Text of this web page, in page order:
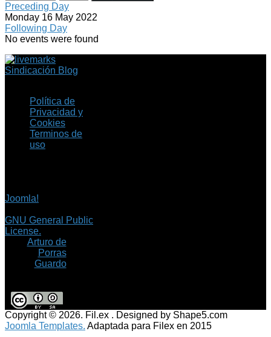
Preceding Day
Monday 16 May 2022
Following Day
No events were found
Sindicación Blog
Política de
Privacidad y
Cookies
Terminos de
uso
Joomla!
GNU General Public
License.
Arturo de
Porras
Guardo
Copyright © 2026. Fil.ex . Designed by Shape5.com
Joomla Templates. Adaptada para Filex en 2015